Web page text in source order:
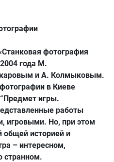
фотография
года М.
и А. Колмыковым.
в Киеве
игры.
работы
игровыми. Но, при этом
общей историей и
– интересном,
странном.